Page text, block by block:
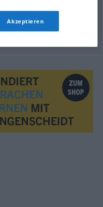
zauberhaft
Akzeptieren